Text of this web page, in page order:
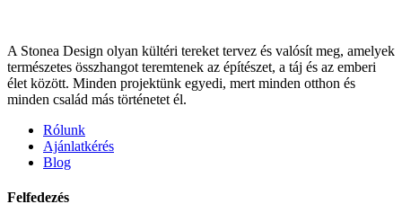
A Stonea Design olyan kültéri tereket tervez és valósít meg, amelyek
természetes összhangot teremtenek az építészet, a táj és az emberi
élet között. Minden projektünk egyedi, mert minden otthon és
minden család más történetet él.
Rólunk
Ajánlatkérés
Blog
Felfedezés